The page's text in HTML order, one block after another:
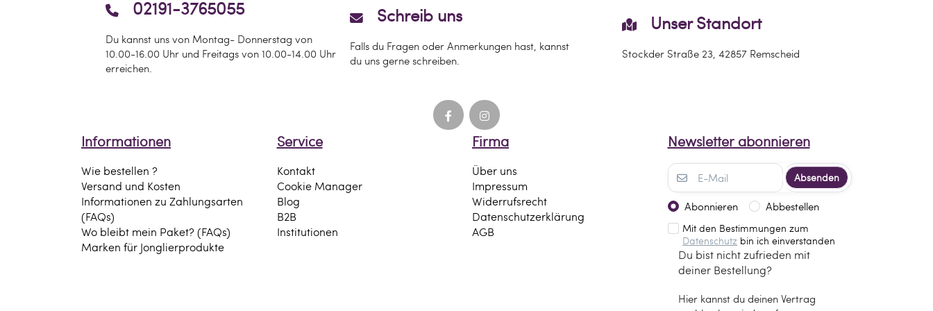
color additive.
Informationen zum Hersteller:
Verantwortlich für dieses Produkt ist der in der EU ansässige Wirtschaftsakteur
13409 Berlin
Deutschland
info[at]kryolan.de
Schreib uns
Falls du Fragen oder Anmerkungen hast, kannst
du uns gerne schreiben.
02191-3765055
Du kannst uns von Montag- Donnerstag von
10.00-16.00 Uhr und Freitags von 10.00-14.00 Uhr
erreichen.
Unser Standort
Stockder Straße 23, 42857 Remscheid
Informationen
Wie bestellen ?
Versand und Kosten
Informationen zu Zahlungsarten
(FAQs)
Wo bleibt mein Paket? (FAQs)
Marken für Jonglierprodukte
Service
Kontakt
Cookie Manager
Blog
B2B
Institutionen
Firma
Über uns
Impressum
Widerrufsrecht
Datenschutzerklärung
AGB
Newsletter abonnieren
Absenden
Abonnieren Abbestellen
Mit den Bestimmungen zum
Datenschutz bin ich einverstanden
Du bist nicht zufrieden mit
deiner Bestellung?
Hier kannst du deinen Vertrag